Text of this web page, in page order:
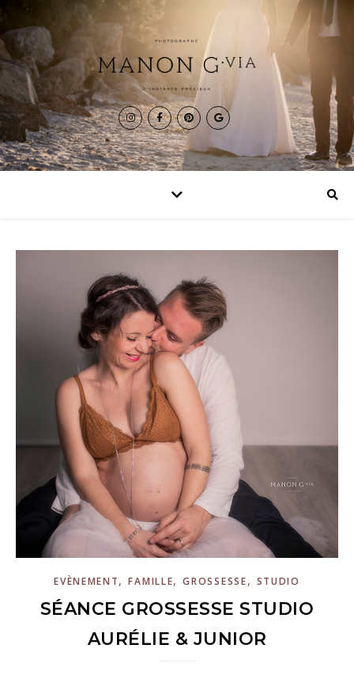
EVÈNEMENT,FAMILLE,GROSSESSE, STUDIO
SÉANCE GROSSESSE STUDIO
AURÉLIE & JUNIOR